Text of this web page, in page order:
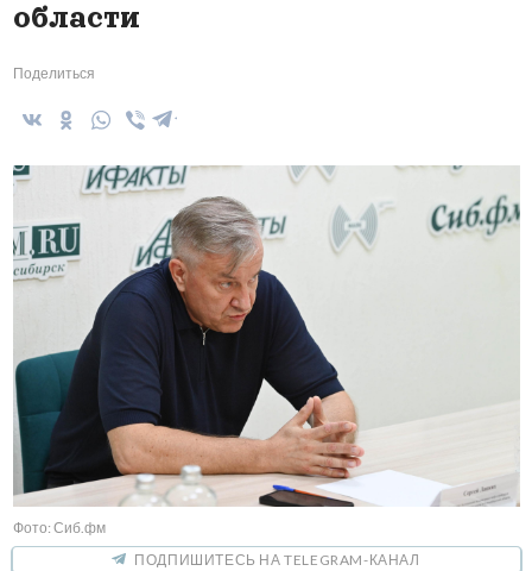
области
Поделиться
Фото: Сиб.фм
ПОДПИШИТЕСЬ НА TELEGRAM-КАНАЛ